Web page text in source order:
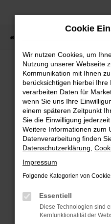
Zum
springen
FEHLER:
Beim Laden ist ein Fehler
Hier sind ein paar Tipps,
Überprüfe deine
Internetverbindung.
Laden andere
Suchmaschine?
Prüfe deine
können das Laden
verhindern.
Cookie
Wir nutzen Cookies, um
Nutzung unserer Webseite
Kommunikation mit Ihnen
berücksichtigen hierbei Ihre
verarbeiten Daten für
wenn Sie uns Ihre
einem späteren Zeitpunkt
Sie die Einwilligung
Weitere Informationen zum
Datenverarbeitung finden
Datenschutzerklärung
Impressum
Folgende Kategorien von
Essentiell
Diese Technologien sind
Kernfunktionalität der